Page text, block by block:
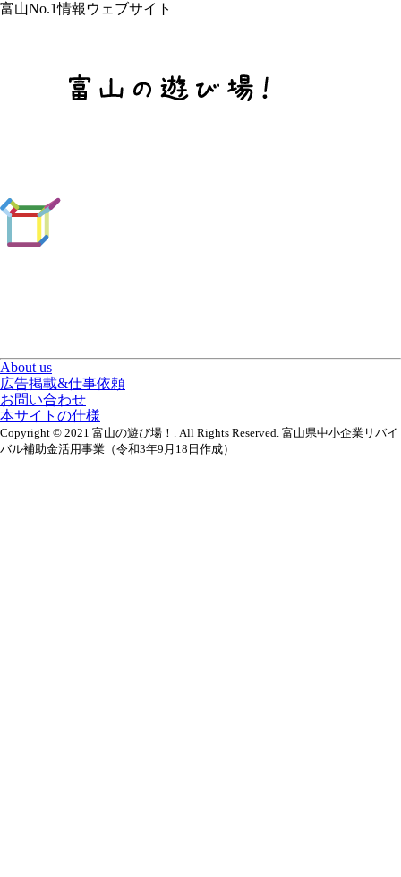
富山No.1情報ウェブサイト
About us
広告掲載&仕事依頼
お問い合わせ
本サイトの仕様
Copyright © 2021 富山の遊び場！. All Rights Reserved. 富山県中小企業リバイ
バル補助金活用事業（令和3年9月18日作成）